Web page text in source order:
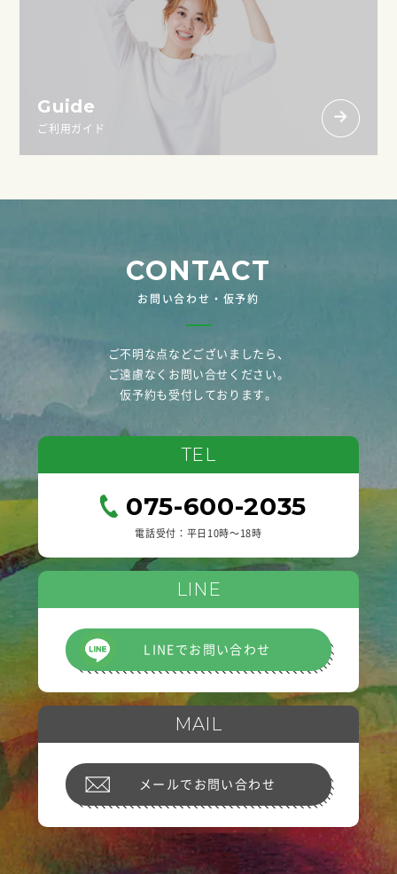
Guide
ご利用ガイド
CONTACT
お問い合わせ・仮予約
ご不明な点などございましたら、
ご遠慮なくお問い合せください。
仮予約も受付しております。
TEL
075-600-2035
電話受付：平日10時〜18時
LINE
LINEでお問い合わせ
MAIL
メールでお問い合わせ